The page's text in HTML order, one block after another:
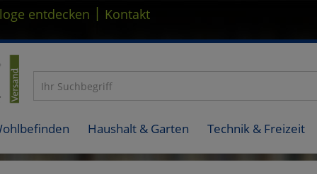
entdecken | Kontakt
Haushalt & Garten Technik & Freizeit